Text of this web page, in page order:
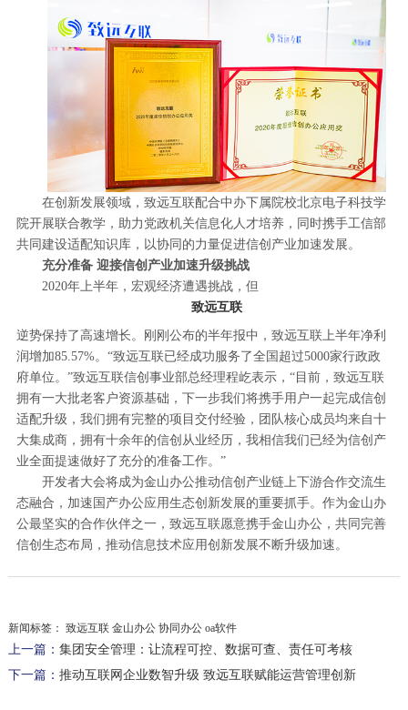
在创新发展领域，致远互联配合中办下属院校北京电子科技学
院开展联合教学，助力党政机关信息化人才培养，同时携手工信部
共同建设适配知识库，以协同的力量促进信创产业加速发展。
充分准备 迎接信创产业加速升级挑战
2020年上半年，宏观经济遭遇挑战，但
致远互联
逆势保持了高速增长。刚刚公布的半年报中，致远互联上半年净利
润增加85.57%。“致远互联已经成功服务了全国超过5000家行政政
府单位。”致远互联信创事业部总经理程屹表示，“目前，致远互联
拥有一大批老客户资源基础，下一步我们将携手用户一起完成信创
适配升级，我们拥有完整的项目交付经验，团队核心成员均来自十
大集成商，拥有十余年的信创从业经历，我相信我们已经为信创产
业全面提速做好了充分的准备工作。”
开发者大会将成为金山办公推动信创产业链上下游合作交流生
态融合，加速国产办公应用生态创新发展的重要抓手。作为金山办
公最坚实的合作伙伴之一，致远互联愿意携手金山办公，共同完善
信创生态布局，推动信息技术应用创新发展不断升级加速。
新闻标签： 致远互联 金山办公 协同办公 oa软件
上一篇： 集团安全管理：让流程可控、数据可查、责任可考核
下一篇： 推动互联网企业数智升级 致远互联赋能运营管理创新